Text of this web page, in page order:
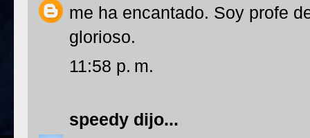
me ha encantado. Soy profe
glorioso.
11:58 p. m.
speedy dijo...